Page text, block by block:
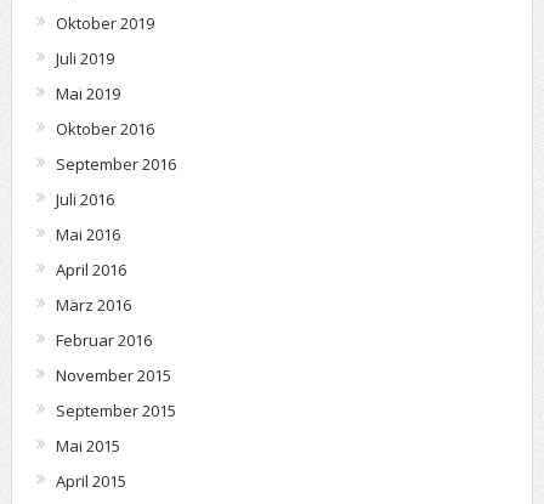
Oktober 2019
Juli 2019
Mai 2019
Oktober 2016
September 2016
Juli 2016
Mai 2016
April 2016
März 2016
Februar 2016
November 2015
September 2015
Mai 2015
April 2015